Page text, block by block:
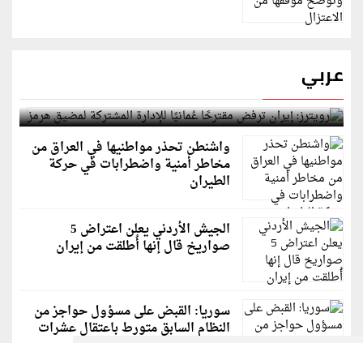
عربي
رويترز: إيران ترفض مقترحًا عُمانيًا للإدارة المشتركة
لمضيق هرمز
واشنطن تحذر مواطنيها في العراق من
مخاطر أمنية واضطرابات في حركة
الطيران
الجيش الأردني يعلن اعتراض 5
صواريخ قال إنها أُطلقت من إيران
سوريا: القبض على مسؤول حواجز من
النظام السابق متورط باعتقال عشرات